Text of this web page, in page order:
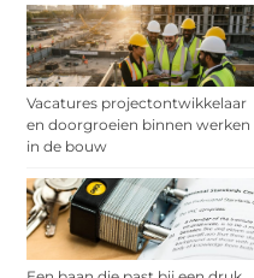
Vacatures projectontwikkelaar
en doorgroeien binnen werken
in de bouw